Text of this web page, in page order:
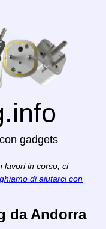
gadgets
lavori in corso, ci
di aiutarci con
da Andorra